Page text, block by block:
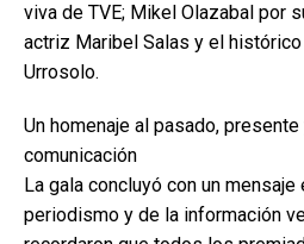
viva de TVE; Mikel Olazabal por
actriz Maribel Salas y el
Urrosolo.
Un homenaje al pasado,
comunicación
La gala concluyó con un mensaje
periodismo y de la información